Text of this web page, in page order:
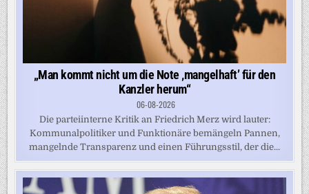
„Man kommt nicht um die Note ‚mangelhaft’ für den
Kanzler herum“
06-08-2026
Die parteiinterne Kritik an Friedrich Merz wird lauter:
Kommunalpolitiker und Funktionäre bemängeln Pannen,
mangelnde Transparenz und einen Führungsstil, der die...